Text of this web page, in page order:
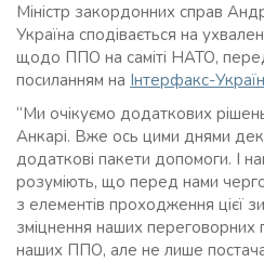
Міністр закордонних справ
Україна сподівається на
щодо ППО на саміті НАТО,
посиланням на Інтерфакс-
“Ми очікуємо додаткових
Анкарі. Вже ось цими днями
додаткові пакети допомоги. І
розуміють, що перед нами
з елементів проходження цієї
зміцнення наших переговорних
наших ППО, але не лише